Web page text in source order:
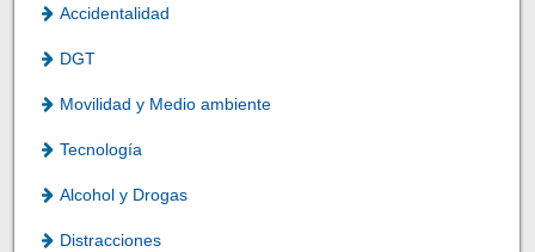
Accidentalidad
DGT
Movilidad y Medio ambiente
Tecnología
Alcohol y Drogas
Distracciones